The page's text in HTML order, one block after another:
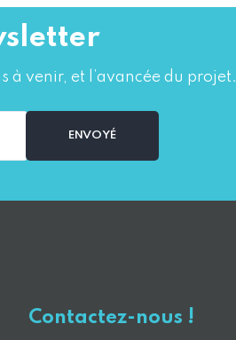
à venir, et l’avancée du projet.
Contactez-nous !